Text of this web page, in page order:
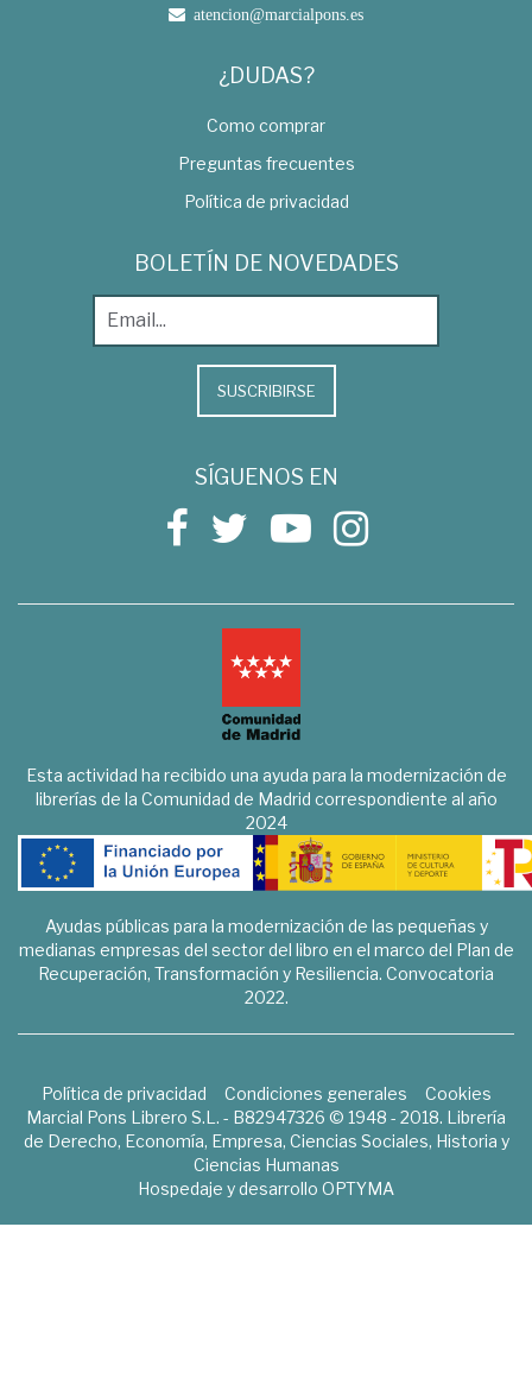
atencion@marcialpons.es
¿DUDAS?
Como comprar
Preguntas frecuentes
Política de privacidad
BOLETÍN DE NOVEDADES
SUSCRIBIRSE
SÍGUENOS EN
Esta actividad ha recibido una ayuda para la modernización de
librerías de la Comunidad de Madrid correspondiente al año
2024
Ayudas públicas para la modernización de las pequeñas y
medianas empresas del sector del libro en el marco del Plan de
Recuperación, Transformación y Resiliencia. Convocatoria
2022.
Política de privacidad Condiciones generales
Cookies
Marcial Pons Librero S.L. - B82947326 © 1948 - 2018. Librería
de Derecho, Economía, Empresa, Ciencias Sociales, Historia y
Ciencias Humanas
Hospedaje y desarrollo OPTYMA